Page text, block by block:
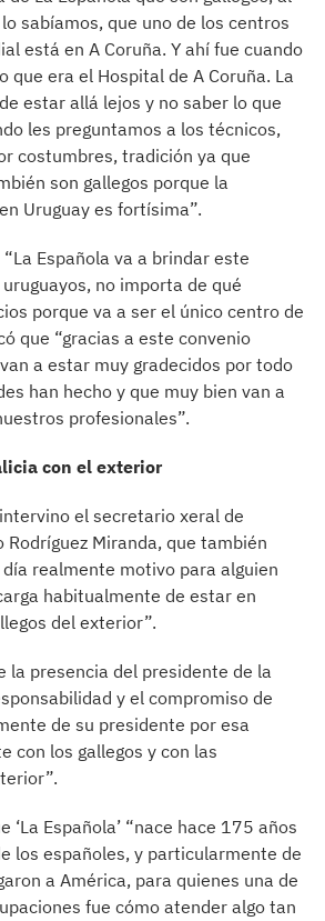
sabíamos, que uno de los centros
está en A Coruña. Y ahí fue cuando
que era el Hospital de A Coruña. La
estar allá lejos y no saber lo que
les preguntamos a los técnicos,
costumbres, tradición ya que
son gallegos porque la
Uruguay es fortísima”.
Española va a brindar este
no importa de qué
porque va a ser el único centro de
que “gracias a este convenio
a estar muy gradecidos por todo
han hecho y que muy bien van a
profesionales”.
con el exterior
el secretario xeral de
Rodríguez Miranda, que también
realmente motivo para alguien
habitualmente de estar en
del exterior”.
la presencia del presidente de la
y el compromiso de
de su presidente por esa
con los gallegos y con las
‘La Española’ “nace hace 175 años
los españoles, y particularmente de
a América, para quienes una de
fue cómo atender algo tan